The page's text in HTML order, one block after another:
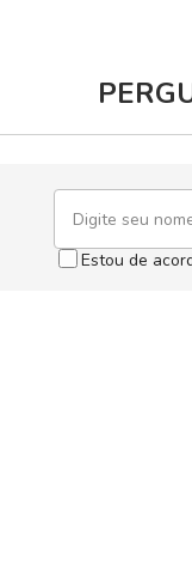
Estou de